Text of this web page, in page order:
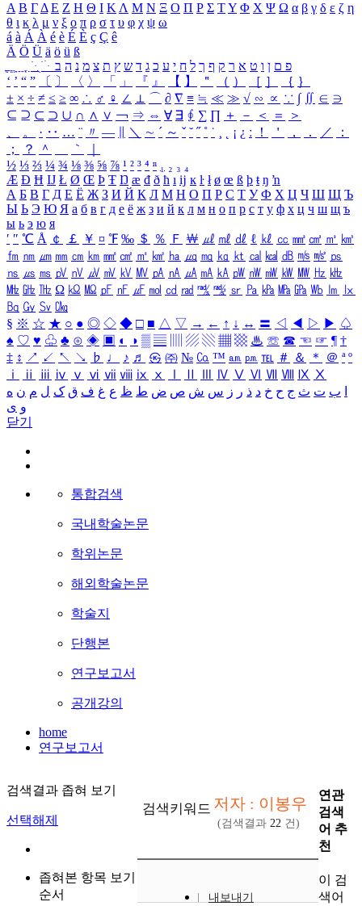
Α Β ΓΔ Ε Ζ Η Θ Ι ΚΛ Μ Ν Ξ Ο Π Ρ Σ ΤΥ Φ Χ Ψ Ω α β γ δ ε ζ η
θ ι κ λ μ ν ξ ο π ρ σ τ υ φ χ ψ ω
á à Á À é è É È ç Ç ê
Ä Ö Ü ä ö ü ß
ִֶֹ ֻּ ׁׂ פ ם ן ו ט א ר ק ף ך ל ח י ע כ ג ד ש ץ ת צ מ נ ה ב
‘ ’ “ ” 〔 〕 〈 〉 「 」 『 』 【 】 ＂ （ ） ［ ］ ｛ ｝
± × ÷ ≠ ≤ ≥ ∞ ∴ ♂ ♀ ∠ ⊥ ⌒ ∂ ∇ ≡ ≒ ≪ ≫ √ ∽ ∝ ∵ ∫ ∬ ∈ ∋
⊆ ⊇ ⊂ ⊃ ∪ ∩ ∧ ∨ ￢ ⇒ ⇔ ∀ ∃ ∮ ∑ ∏ ＋ － ＜ ＝
＞
、
。 · ‥ … ¨ 〃 ― ＼ ∼ ´ ～ ˇ ˘ ˝ ˚ ˙ ¸ ¡ ¿ ː ！ ＇ ， ． ／
：
；
？ ＾ ｀
½ ⅓ ⅔ ¼ ¾ ⅛ ⅜ ⅝ ⅞ ¹ ² ³ ⁴ ⁿ ₁ ₂ ₃ ₄
Æ Ð Ħ Ĳ Ł Ø Œ Þ Ŧ Ŋ æ đ ð ħ ı ĳ ĸ ŀ ł ø œ ß þ ŧ ŋ ŉ
А Б В Г Д Е Ё Ж З И Й К Л М Н О П Р С Т У Ф Х Ц Ч Ш Щ Ъ
Ы Ь Э Ю Я а б в г д е ё ж з и й к л м н о п р с т у ф х ц ч ш щ ъ
ы ь э ю я
′ ″ ℃ Å ￠ ￡ ￥ ¤ ℉ ‰ ＄ ％ Ｆ ￦ ㎕ ㎖ ㎗ ℓ ㎘ ㏄ ㎣ ㎤ ㎥ ㎦
㎙ ㎚ ㎛ ㎜ ㎝ ㎞ ㎟ ㎠ ㎡ ㎢ ㏊ ㎍ ㎎ ㎏ ㏏ ㎈ ㎉ ㏈ ㎧ ㎨ ㎰
㎱ ㎲ ㎳ ㎴ ㎵ ㎶ ㎷ ㎸ ㎹ ㎀ ㎁ ㎂ ㎃ ㎄ ㎺ ㎻ ㎽ ㎾ ㎿ ㎐ ㎑
㎒ ㎓ ㎔ Ω ㏀ ㏁ ㎊ ㎋ ㎌ ㏖ ㏅ ㎭ ㎮ ㎯ ㏛ ㎩ ㎪ ㎫ ㎬ ㏝ ㏐
㏓
㏃ ㏉ ㏜ ㏆
§ ※ ☆ ★ ○ ● ◎ ◇ ◆ □ ■ △ ▽ → ← ↑ ↓ ↔ 〓 ◁ ◀ ▷ ▶ ♤
♠ ♡ ♥ ♧ ♣ ⊙ ◈ ▣ ◐ ◑ ▒ ▤ ▨ ▧ ▦ ▩ ♨ ☏ ☎ ☜ ☞ ¶ †
‡ ↕ ↗ ↙ ↖ ↘ ♭ ♩ ♪ ♬ ㉿ ㈜ № ㏇ ™ ㏂ ㏘ ℡ ＃ ＆ ＊ ＠ ª º
ⅰ
ⅱ ⅲ ⅳ ⅴ ⅵ ⅶ ⅷ ⅸ ⅹ Ⅳ Ⅴ Ⅵ Ⅶ Ⅷ Ⅸ Ⅹ
ب ت ث ج ح خ د ذ ر ز س ش ص ض ط ظ ع غ ف ق ک ل م ن ه
و ی
닫기
통합검색
국내학술논문
학위논문
해외학술논문
학술지
단행본
연구보고서
공개강의
home
연구보고서
검색결과 좁혀 보기
선택해제
좁혀본 항목 보기
순서
검색키워드 저자 : 이봉우
(검색결과 22 건)
내보내기
연관
검색
어 추
천
이 검
색어